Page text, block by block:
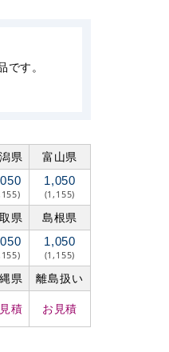
す。
県 富山県
1,050
(1,155)
県 島根県
1,050
(1,155)
県 離島扱い
積 お見積